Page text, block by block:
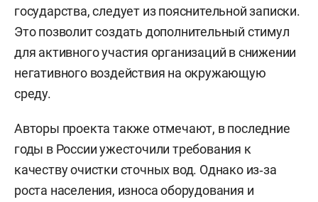
государства, следует из пояснительной записки.
Это позволит создать дополнительный стимул
для активного участия организаций в снижении
негативного воздействия на окружающую
среду.
Авторы проекта также отмечают, в последние
годы в России ужесточили требования к
качеству очистки сточных вод. Однако из‑за
роста населения, износа оборудования и